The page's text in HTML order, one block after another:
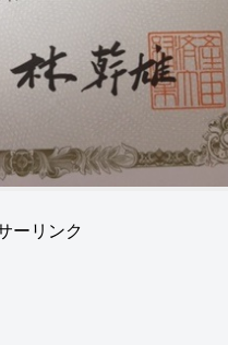
ーリンク